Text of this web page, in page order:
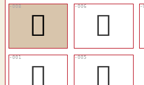
󷸨
󷸦
󷸡
󷸥